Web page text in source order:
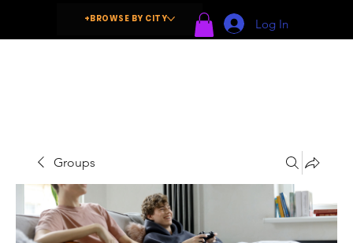
+BROWSE BY CITY Log In
Groups